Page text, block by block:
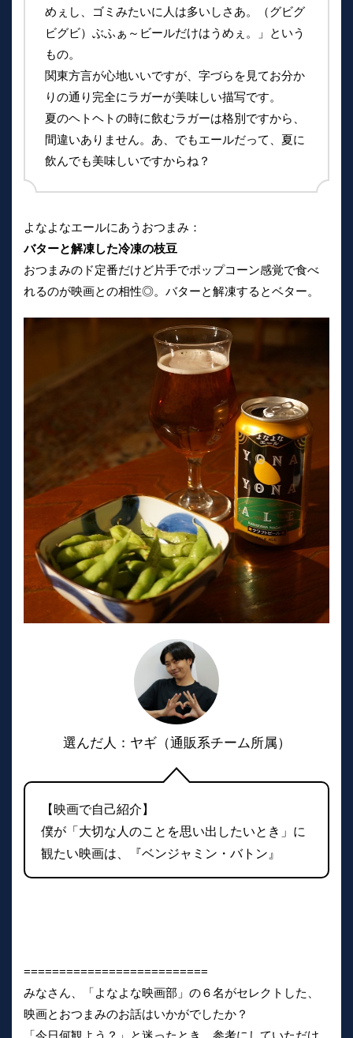
めぇし、ゴミみたいに人は多いしさあ。（グビグ
ビグビ）ぶふぁ～ビールだけはうめぇ。」という
もの。
関東方言が心地いいですが、字づらを見てお分か
りの通り完全にラガーが美味しい描写です。
夏のヘトヘトの時に飲むラガーは格別ですから、
間違いありません。あ、でもエールだって、夏に
飲んでも美味しいですからね？
よなよなエールにあうおつまみ：
バターと解凍した冷凍の枝豆
おつまみのド定番だけど片手でポップコーン感覚で食べ
れるのが映画との相性◎。バターと解凍するとベター。
選んだ人：ヤギ（通販系チーム所属）
【映画で自己紹介】
僕が「大切な人のことを思い出したいとき」に
観たい映画は、『ベンジャミン・バトン』
==========================
みなさん、「よなよな映画部」の６名がセレクトした、
映画とおつまみのお話はいかがでしたか？